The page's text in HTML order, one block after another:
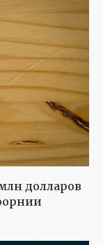
долларов